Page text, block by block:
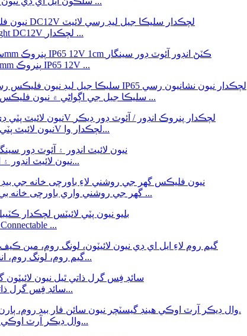
1cm ڪٽڻ IP65 LED Neon Flex Light DC12V لچڪدار ...
سلڪون نيون فليڪس لائيٽ 6 * 12mm پنروڪ IP65 12V ...
DC12V گلابي رنگ 5*12MM سليڪا جيل جي اڳواڻي ۾ نيون فليڪس روپ ...
SMD 5050 RGB LED نيون لائيٽ پٽي ڊي سي 12V لچڪدار وا...
واڱڻائي SMD2835 IP65 LED نيون لائيٽ انڊور ۽ او لاءِ...
DC12V RGB LED Neon Flex گھر جي روشني واري باورچی خانه بي لاءِ ...
بليو نيون پٽي لائٽون لچڪدار ڪٽيبل Connectable ...
گيم روم، لونگ روم، انسان غار لاءِ ايل اي ڊي نيون لائيٽون...
سائڊ فِس گرل ذاتي ٿيل نيون لائيٽون گھر جي مک لاءِ...
وال ڊيڪر آرٽ اوڪي هٿ جو اشارو نيون سائن فار بيڊرو...